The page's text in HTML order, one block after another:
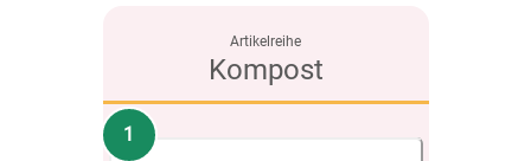
Kompost